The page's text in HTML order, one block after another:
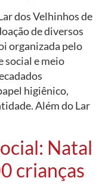
dos Velhinhos de
de diversos
organizada pelo
social e meio
higiênico,
Além do Lar
Natal
crianças